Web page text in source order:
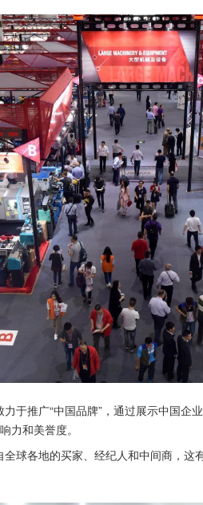
于推广“中国品牌”，通过展示中国企
力和美誉度。
球各地的买家、经纪人和中间商，这